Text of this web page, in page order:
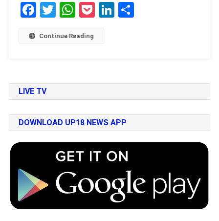
Facebook
Twitter
WhatsApp
PocketLinkedIn
Continue Reading
LIVE TV
DOWNLOAD UP18 NEWS APP